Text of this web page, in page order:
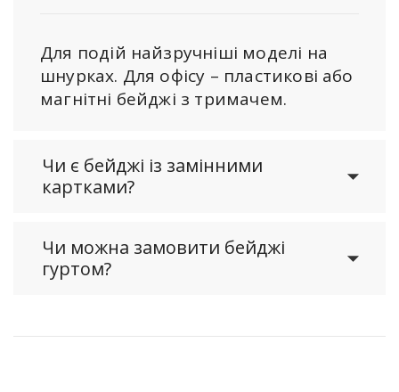
Для подій найзручніші моделі на
шнурках. Для офісу – пластикові або
магнітні бейджі з тримачем.
Чи є бейджі із замінними
картками?
Чи можна замовити бейджі
гуртом?